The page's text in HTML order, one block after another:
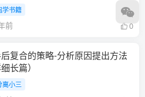
学书籍
前 0
复合的策略-分析原因提出方法
细长篇）
离小三